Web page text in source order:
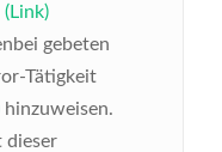
gebeten
Tätigkeit
hinzuweisen.
dieser